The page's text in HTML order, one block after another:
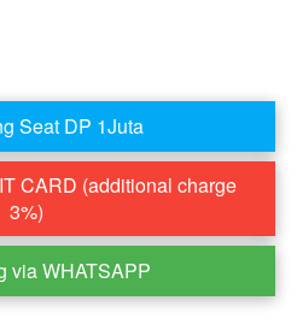
Seat DP 1Juta
CARD (additional charge
3%)
via WHATSAPP